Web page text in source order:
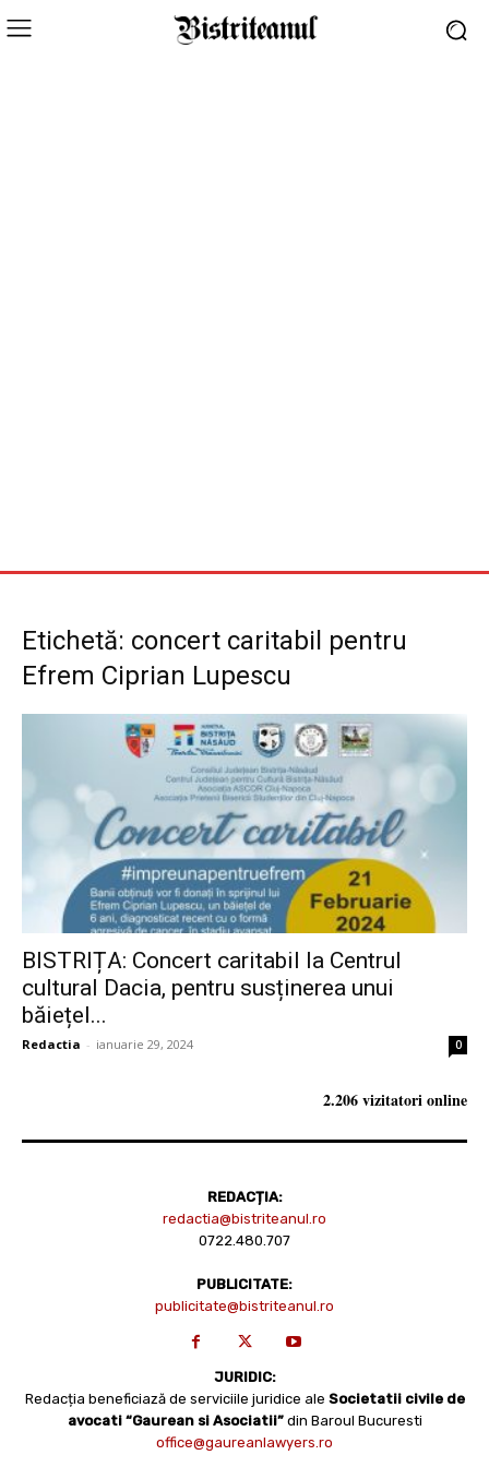
Etichetă: concert caritabil pentru
Efrem Ciprian Lupescu
BISTRIȚA: Concert caritabil la Centrul
cultural Dacia, pentru susținerea unui
băiețel...
Redactia - ianuarie 29, 2024 0
2.206 vizitatori online
REDACȚIA:
redactia@bistriteanul.ro
0722.480.707
PUBLICITATE:
publicitate@bistriteanul.ro
JURIDIC:
Redacția beneficiază de serviciile juridice ale Societatii civile de
avocati “Gaurean si Asociatii” din Baroul Bucuresti
office@gaureanlawyers.ro